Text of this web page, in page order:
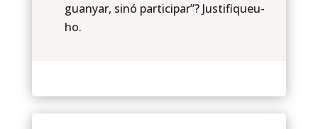
guanyar, sinó participar”? Justifiqueu-
ho.